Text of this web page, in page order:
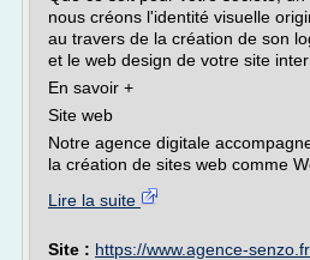
nous créons l'identité visuelle
au travers de la création de son
et le web design de votre site
En savoir +
Site web
Notre agence digitale
la création de sites web comme
Lire la suite
Site : https://www.agence-senzo.fr